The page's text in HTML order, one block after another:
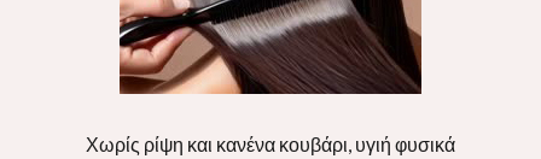
Χωρίς ρίψη και κανένα κουβάρι, υγιή φυσικά